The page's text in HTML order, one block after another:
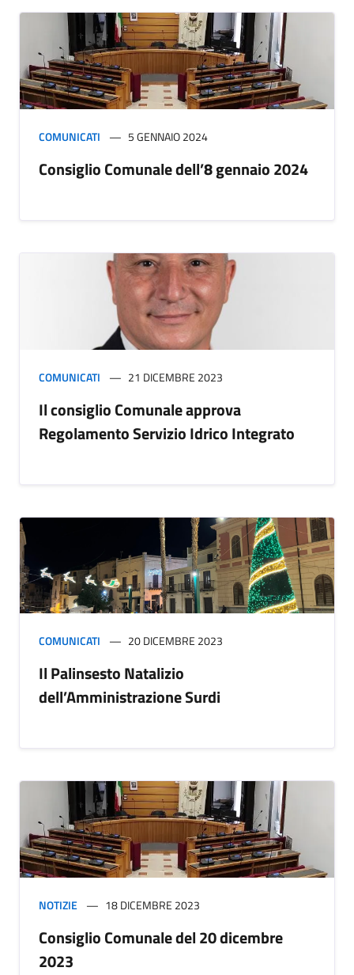
COMUNICATI 5 GENNAIO 2024
Consiglio Comunale dell’8 gennaio 2024
COMUNICATI 21 DICEMBRE 2023
Il consiglio Comunale approva
Regolamento Servizio Idrico Integrato
COMUNICATI 20 DICEMBRE 2023
Il Palinsesto Natalizio
dell’Amministrazione Surdi
NOTIZIE 18 DICEMBRE 2023
Consiglio Comunale del 20 dicembre
2023